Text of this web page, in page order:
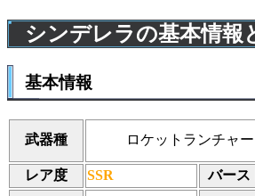
シンデレラの基本情報
基本情報
武器種 ロケットランチャー
レア度 SSR バース